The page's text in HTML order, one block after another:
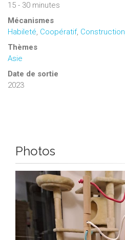
15 - 30 minutes
Mécanismes
Habileté, Coopératif, Construction
Thèmes
Asie
Date de sortie
2023
Photos